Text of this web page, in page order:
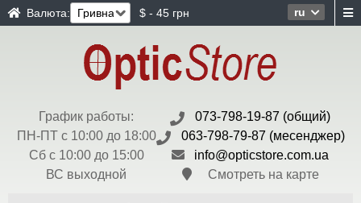
ru
Валюта: $ - 45 грн
График работы:
ПН-ПТ с 10:00 до 18:00
Сб с 10:00 до 15:00
ВС выходной
073-798-19-87 (общий)
063-798-79-87 (месенджер)
info@opticstore.com.ua
Смотреть на карте